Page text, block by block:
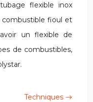
flexible inox
combustible fioul et
un flexible de
de combustibles,
Techniques